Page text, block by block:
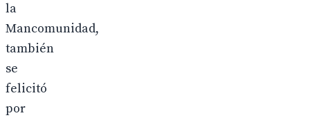
la
Mancomunidad,
también
se
felicitó
por